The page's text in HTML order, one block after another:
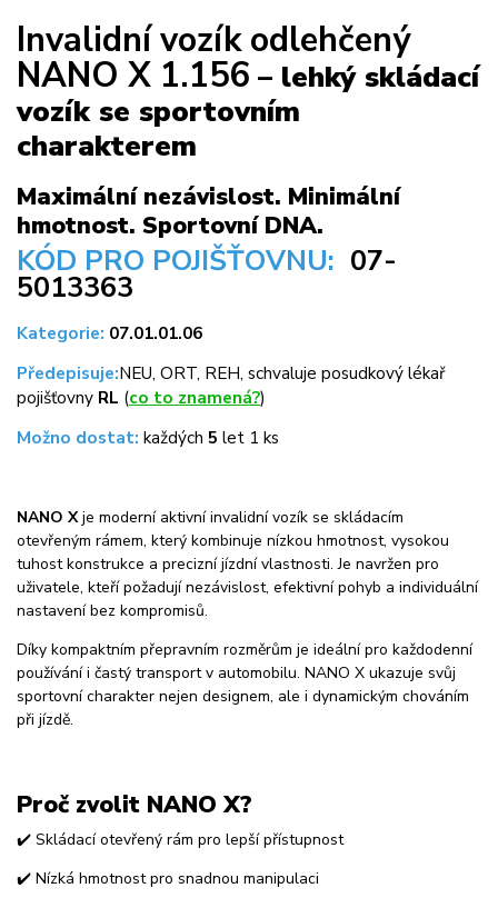
Invalidní vozík odlehčený
NANO X 1.156 – lehký skládací
vozík se sportovním
charakterem
Maximální nezávislost. Minimální
hmotnost. Sportovní DNA.
KÓD PRO POJIŠŤOVNU: 07-
5013363
Kategorie: 07.01.01.06
Předepisuje:NEU, ORT, REH, schvaluje posudkový lékař
pojišťovny RL (co to znamená?)
Možno dostat: každých 5 let 1 ks
NANO Xje moderní aktivní invalidní vozík se skládacím
otevřeným rámem, který kombinuje nízkou hmotnost, vysokou
tuhost konstrukce a precizní jízdní vlastnosti. Je navržen pro
uživatele, kteří požadují nezávislost, efektivní pohyb a individuální
nastavení bez kompromisů.
Díky kompaktním přepravním rozměrům je ideální pro každodenní
používání i častý transport v automobilu. NANO X ukazuje svůj
sportovní charakter nejen designem, ale i dynamickým chováním
při jízdě.
Proč zvolit NANO X?
✔️ Skládací otevřený rám pro lepší přístupnost
✔️ Nízká hmotnost pro snadnou manipulaci